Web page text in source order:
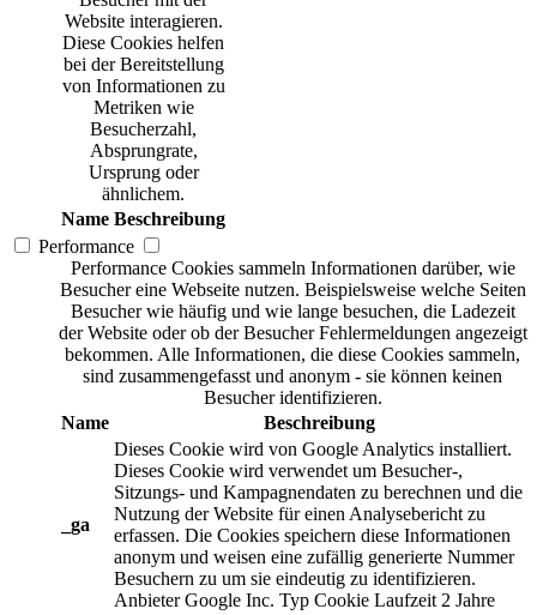
Website interagieren.
Diese Cookies helfen
bei der Bereitstellung
von Informationen zu
Metriken wie
Besucherzahl,
Absprungrate,
Ursprung oder
ähnlichem.
Name Beschreibung
Performance
Performance Cookies sammeln Informationen darüber, wie
Besucher eine Webseite nutzen. Beispielsweise welche Seiten
Besucher wie häufig und wie lange besuchen, die Ladezeit
der Website oder ob der Besucher Fehlermeldungen angezeigt
bekommen. Alle Informationen, die diese Cookies sammeln,
sind zusammengefasst und anonym - sie können keinen
Besucher identifizieren.
Name
Beschreibung
_ga
Dieses Cookie wird von Google Analytics installiert.
Dieses Cookie wird verwendet um Besucher-,
Sitzungs- und Kampagnendaten zu berechnen und die
Nutzung der Website für einen Analysebericht zu
erfassen. Die Cookies speichern diese Informationen
anonym und weisen eine zufällig generierte Nummer
Besuchern zu um sie eindeutig zu identifizieren.
Anbieter Google Inc. Typ Cookie Laufzeit 2 Jahre